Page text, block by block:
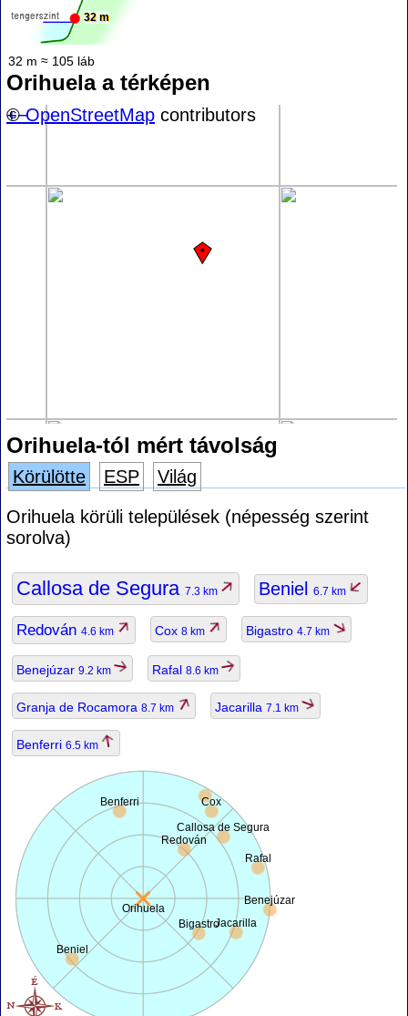
32 m
32 m ≈ 105 láb
Orihuela a térképen
+−
©OpenStreetMap contributors
Orihuela-tól mért távolság
Körülötte ESP
Világ
Orihuela körüli települések (népesség szerint
sorolva)
Callosa de Segura 7.3 km Beniel 6.7 km
Redován 4.6 km Cox 8 km Bigastro 4.7 km
Benejúzar 9.2 km Rafal 8.6 km
Granja de Rocamora 8.7 km Jacarilla 7.1 km
Benferri 6.5 km
Orihuela
Callosa de Segura
Beniel
Redován
Cox
Bigastro
Benejúzar
Rafal
Jacarilla
Benferri